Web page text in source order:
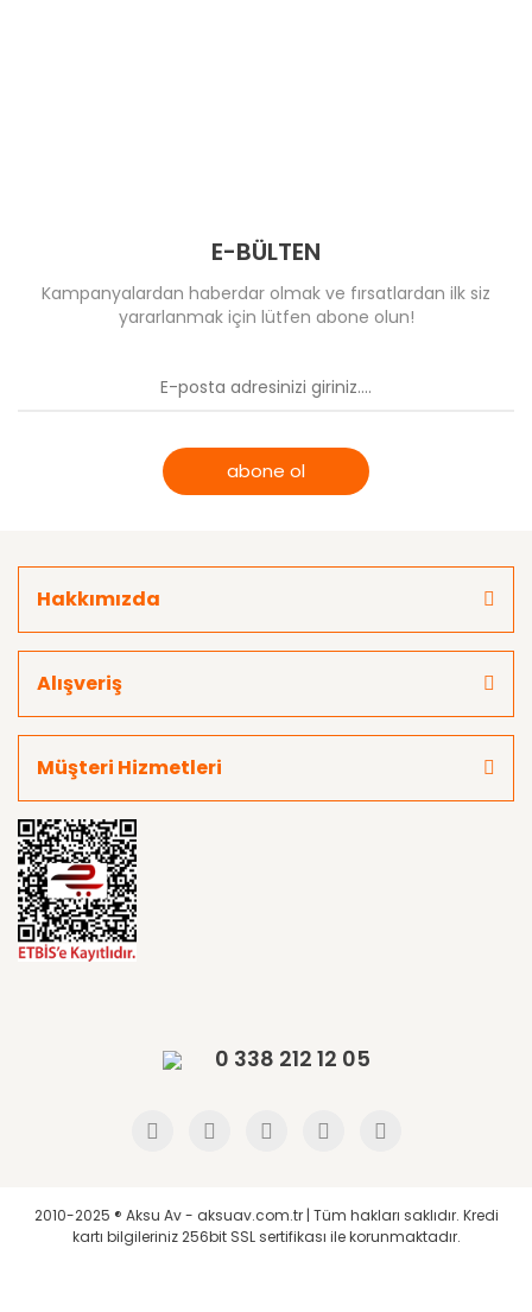
E-BÜLTEN
Kampanyalardan haberdar olmak ve fırsatlardan ilk siz
yararlanmak için lütfen abone olun!
abone ol
Hakkımızda
Alışveriş
Müşteri Hizmetleri
0 338 212 12 05
2010-2025 ® Aksu Av - aksuav.com.tr | Tüm hakları saklıdır. Kredi
kartı bilgileriniz 256bit SSL sertifikası ile korunmaktadır.